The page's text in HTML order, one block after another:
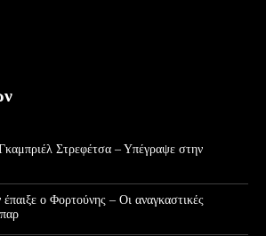
Στρεφέτσα – Υπέγραψε στην
ο Φορτούνης – Οι αναγκαστικές